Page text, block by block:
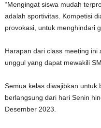
“Mengingat siswa mudah
adalah sportivitas. Kompetisi
provokasi, untuk menghindari
Harapan dari class meeting
unggul yang dapat mewakili
Semua kelas diwajibkan untuk
berlangsung dari hari Senin
Desember 2023.